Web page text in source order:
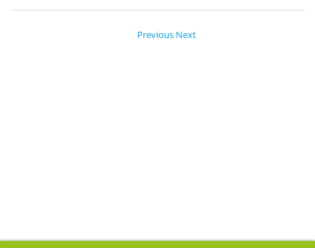
Previous Next